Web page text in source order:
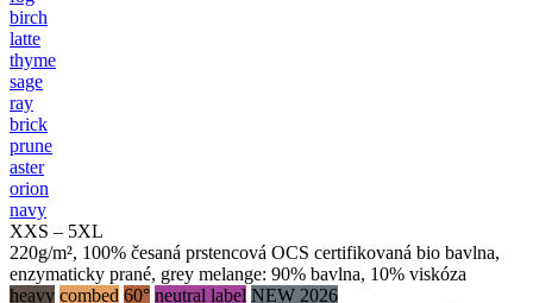
birch
latte
thyme
sage
ray
brick
prune
aster
orion
navy
XXS – 5XL
220g/m², 100% česaná prstencová OCS certifikovaná bio bavlna,
enzymaticky prané, grey melange: 90% bavlna, 10% viskóza
heavy combed 60° neutral label NEW 2026